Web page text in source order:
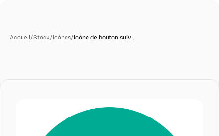
Accueil/Stock/Icônes/Icône de bouton suiv…